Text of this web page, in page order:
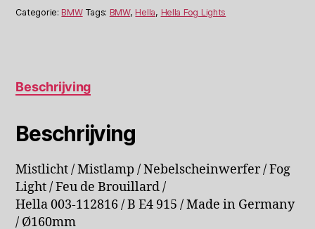
Ø160mm
Mistlicht
Categorie: BMW Tags: BMW, Hella, Hella Fog Lights
Beschrijving
Beschrijving
Mistlicht / Mistlamp / Nebelscheinwerfer / Fog
Light / Feu de Brouillard /
Hella 003-112816 / B E4 915 / Made in Germany
/ Ø160mm